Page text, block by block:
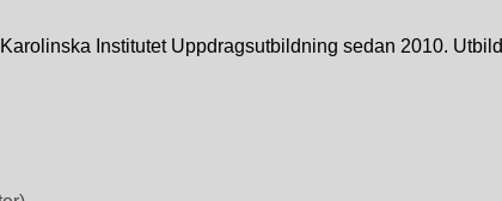
Institutet Uppdragsutbildning sedan 2010.